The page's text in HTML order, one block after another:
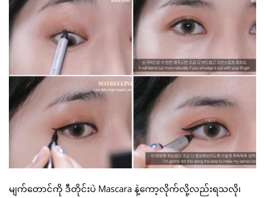
မျက်တောင်ကို ဒီတိုင်းပဲ Mascara နဲ့ကော့လိုက်လို့လည်းရသလို၊